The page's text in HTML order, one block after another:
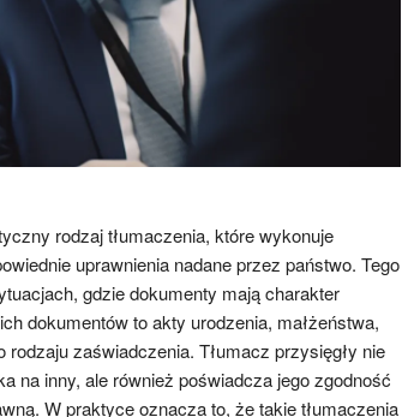
rodzaj tłumaczenia, które wykonuje
uprawnienia nadane przez państwo. Tego
gdzie dokumenty mają charakter
dokumentów to akty urodzenia, małżeństwa,
zaświadczenia. Tłumacz przysięgły nie
na inny, ale również poświadcza jego zgodność
W praktyce oznacza to, że takie tłumaczenia